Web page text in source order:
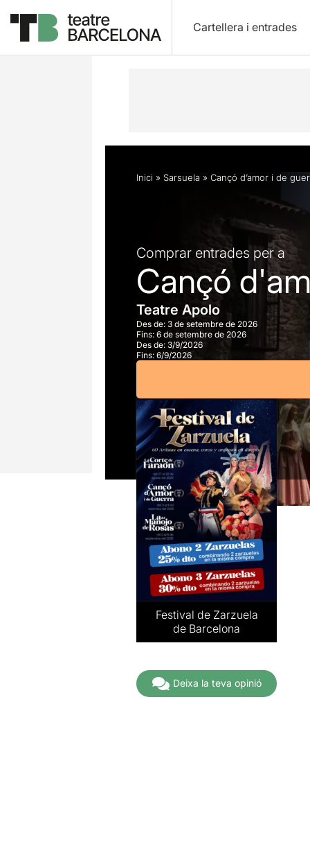
Cartellera i entrades
Descripció Horaris Fitxa artística
Inici » Sarsuela » Cançó d’amor i de
Comprar entrades per a
Cançó
Teatre Apolo
Des de: 3 de setembre de 2026
Fins: 6 de setembre de 2026
Des de: 3/9/2026
Fins: 6/9/2026
Festival de Zarzuela
de Barcelona
Deixa la teva opinió